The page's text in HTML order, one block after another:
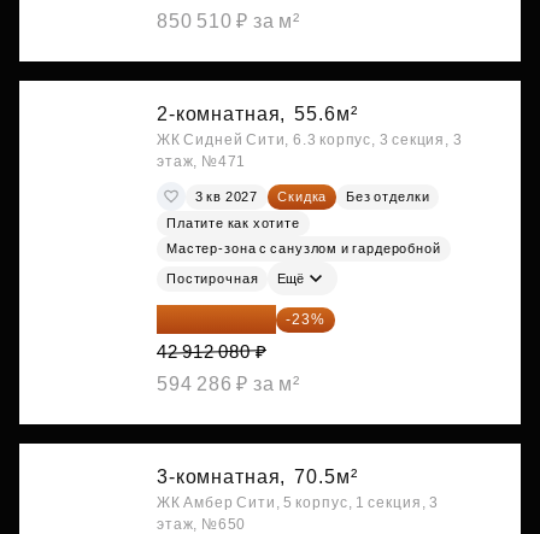
850 510 ₽ за м²
2-комнатная, 55.6м²
ЖК Сидней Сити, 6.3 корпус, 3 секция, 3
этаж, №471
3 кв 2027 Скидка
Без отделки
Платите как хотите
Мастер-зона с санузлом и гардеробной
Постирочная Ещё
33 042 302 ₽ -23%
42 912 080 ₽
594 286 ₽ за м²
3-комнатная, 70.5м²
ЖК Амбер Сити, 5 корпус, 1 секция, 3
этаж, №650